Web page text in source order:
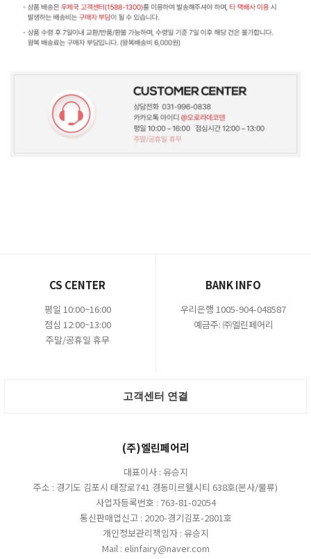
CS CENTER
평일 10:00~16:00
점심 12:00~13:00
주말/공휴일 휴무
BANK INFO
우리은행 1005-904-048587
예금주: ㈜엘린페어리
고객센터 연결
(주)엘린페어리
대표이사 : 유승지
주소 : 경기도 김포시 태장로741 경동미르웰시티 638호(본사/물류)
사업자등록번호 : 763-81-02054
통신판매업신고 : 2020-경기김포-2801호
개인정보관리책임자 : 유승지
Mail : elinfairy@naver.com